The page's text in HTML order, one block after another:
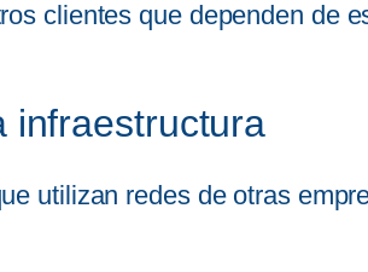
clientes que dependen de
infraestructura
utilizan redes de otras